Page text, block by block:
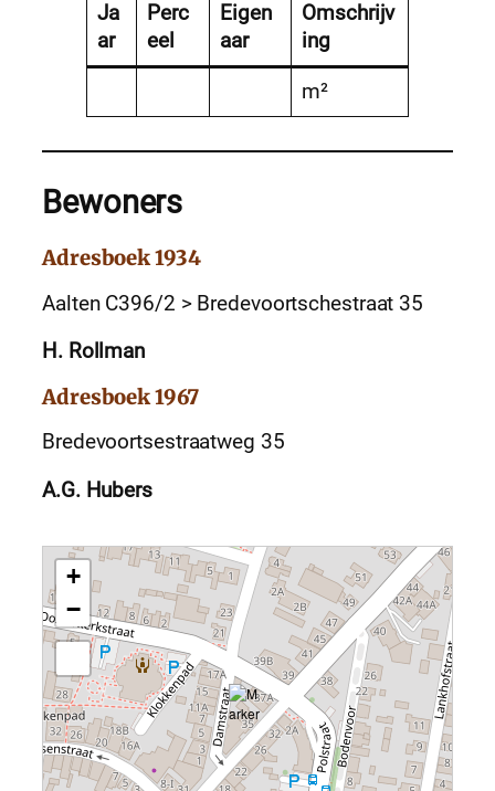
Ja
ar
Perc
eel
Eigen
aar
Omschrijv
ing
m²
Bewoners
Adresboek 1934
Aalten C396/2 > Bredevoortschestraat 35
H. Rollman
Adresboek 1967
Bredevoortsestraatweg 35
A.G. Hubers
+
−